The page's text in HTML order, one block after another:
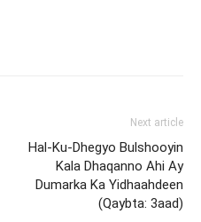
Next article
Hal-Ku-Dhegyo Bulshooyin
Kala Dhaqanno Ahi Ay
Dumarka Ka Yidhaahdeen
(Qaybta: 3aad)